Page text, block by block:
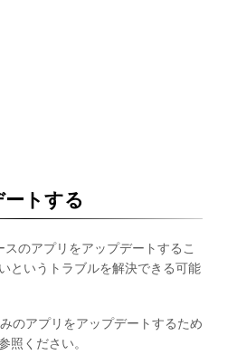
トする
のアプリをアップデートするこ
というトラブルを解決できる可能
のアプリをアップデートするため
照ください。